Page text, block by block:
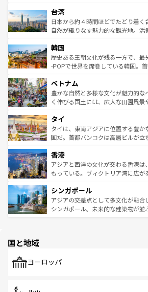
ならではの贅沢な旅のスタイルだ。 なお、新着のアメリカ
情報はコンテンツ一覧を参照してほ
れるおもてなしの心で訪れる人々を
人々、おいしいローカルフードやハ
ク、伝統的なフラダンスなど、すべ
ワイを、存分に味わってほしい。 なお、新着のハワイ情報
はコンテンツ一覧を参照してほしい
リアリーフや大陸中央部にそびえる
ク）、タスマニアの美しい原生林や
ど、見どころがたくさん。また、カ
いる。アクティビティも充実してお
ビング、ハイキングなど、アウトド
い。オーストラリアの多彩な魅力を
参照してほしい。
台湾
日本から約４時間ほどでたどり着く
自然が織りなす魅力的な観光地。活
ン）、静ひつな山岳地帯である台湾
と山間の静けさが共存しており、訪
驚きをもたらしてくれる。また、奥
容にもいいと評判のスイーツなど、
が味わえる。 なお、新着の台湾情
照してほしい。
韓国
歴史ある王朝文化が残る一方で、最
-POPで世界を席巻している韓国。
き、地方に足を延ばせば四季折々の
できる。そして、キムチや焼肉、絶
まで、さまざまな韓国料理が待って
リティに包まれながら、韓国の多彩
わってみてほしい。 なお、
覧を参照してほしい。
ベトナム
豊かな自然と多様な文化が魅力的な
く伸びる国土には、広大な田園風景
急速な発展と共に伝統が息づく。ハ
ーチミン市のフランス統治時代の建
醸し出している。また、バラエティ
とつ。フォーやバインミー、ベトナ
ひ現地で味わいたい。どの地域を訪
が旅行者を迎えてくれるので、きっ
参照してほしい。
タイ
タイは、東南アジアに位置する豊か
国だ。首都バンコクは高層ビルが立
の活気が交差している。北部ではチ
帯で自然と触れ合い、南部ではプー
いビーチでリゾート気分を楽しむこ
激する。気候は一年中温暖で、どの
が待っている。親しみやすいタイの
た文化、そして多様な観光資源が、
香港
アジアと西洋の文化が交わる香港は
もっている。ヴィクトリア湾に広が
み、どこを訪れても感動するはず。
ており、効率よく見どころを回れる
うな絶景から文化的な体験まで、香
シンガポール
アジアの交差点として多文化が融合
シンガポール。未来的な建築物が並
で、ホーカーズは地元の風情を楽し
国と地域
ヨーロッパ